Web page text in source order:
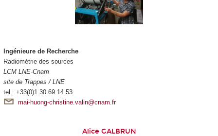
Ingénieure de Recherche
Radiométrie des sources
LCM LNE-Cnam
site de Trappes / LNE
tel : +33(0)1.30.69.14.53
mai-huong-christine.valin@cnam.fr
Alice GALBRUN